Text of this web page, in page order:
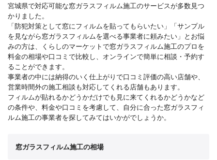
宮城県で対応可能な窓ガラスフィルム施工のサービスが多数見つ
かりました。
「防犯対策として窓にフィルムを貼ってもらいたい」「サンプル
を見ながら窓ガラスフィルムを選べる事業者に頼みたい」とお悩
みの方は、くらしのマーケットで窓ガラスフィルム施工のプロを
料金の相場や口コミで比較し、オンラインで簡単に相談・予約す
ることができます。
事業者の中には納得のいく仕上がりで口コミ評価の高い店舗や、
営業時間外の施工相談も対応してくれる店舗もあります。
フィルムが貼れるかどうかだけでも見に来てくれるかどうかなど
の条件や、料金や口コミを考慮して、自分に合った窓ガラスフィ
ルム施工の事業者を探してみてはいかがでしょうか。
窓ガラスフィルム施工の相場